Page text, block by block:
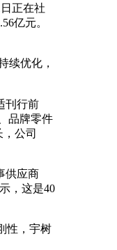
正在社
亿元。
续优化，
刊行前
品牌零件
公司
供应商
，这是40
性，宇树